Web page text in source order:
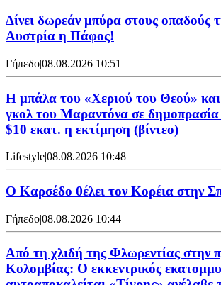
Δίνει δωρεάν μπύρα στους οπαδούς
Αυστρία η Πάφος!
Γήπεδο|08.08.2026 10:51
Η μπάλα του «Χεριού του Θεού»
γκολ του Μαραντόνα σε
$10 εκατ. η εκτίμηση (βίντεο)
Lifestyle|08.08.2026 10:48
Ο Καρσέδο θέλει τον Κορέια στην
Γήπεδο|08.08.2026 10:44
Από τη χλιδή της Φλωρεντίας στην
Κολομβίας: Ο εκκεντρικός